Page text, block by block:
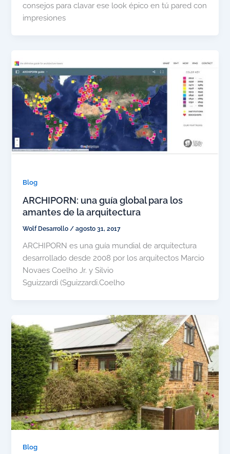
consejos para clavar ese look épico en tú pared con
impresiones
Blog
ARCHIPORN: una guía global para los
amantes de la arquitectura
Wolf Desarrollo/agosto 31, 2017
ARCHIPORN es una guía mundial de arquitectura
desarrollado desde 2008 por los arquitectos Marcio
Novaes Coelho Jr. y Silvio
Sguizzardi (Sguizzardi.Coelho
Blog